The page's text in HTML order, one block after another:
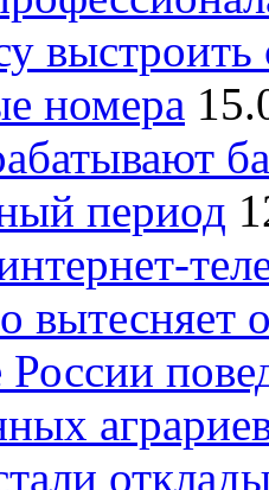
номера
период
вытесняет